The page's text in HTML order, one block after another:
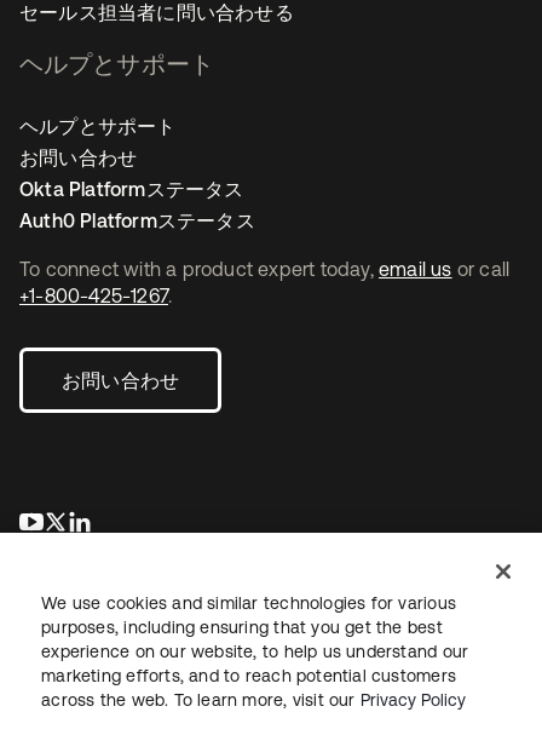
To connect with a product expert today, email us or call
+1-800-425-1267.
お問い合わせ
新しいタブで開く
新しいタブで開く
セールス担当者に問い合わせる
ヘルプとサポート
ヘルプとサポート
お問い合わせ
Okta Platformステータス
Auth0 Platformステータス
法務プライバシーポリシーサイト利用規約セキュリティ
We use cookies and similar technologies for various
purposes, including ensuring that you get the best
experience on our website, to help us understand our
marketing efforts, and to reach potential customers
across the web. To learn more, visit our Privacy Policy